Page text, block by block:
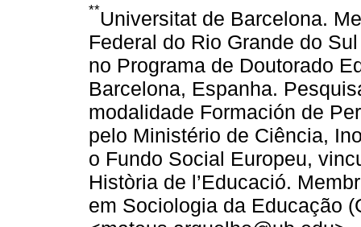
**Universitat de Barcelona.
Federal do Rio Grande do
no Programa de Doutorado
Barcelona, Espanha.
modalidade Formación de
pelo Ministério de Ciência,
o Fundo Social Europeu,
Història de l’Educació.
em Sociologia da Educação